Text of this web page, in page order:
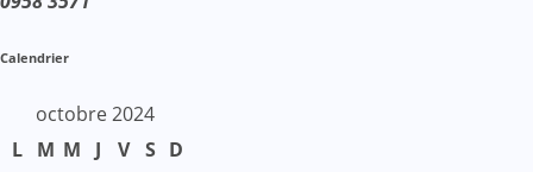
Calendrier
octobre 2024
L
M M J V S D